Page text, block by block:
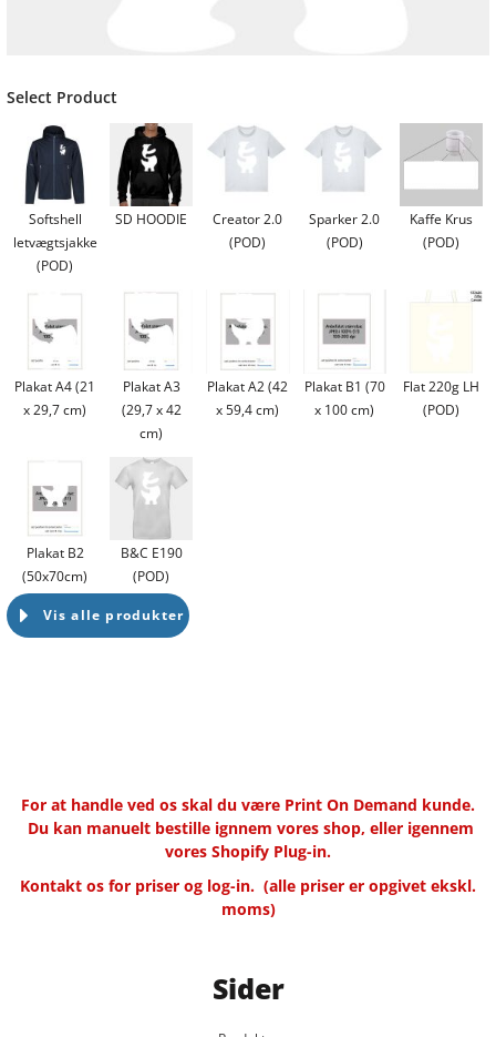
Select Product
Softshell
letvægtsjakke
(POD)
SD HOODIE
Creator 2.0
(POD)
Sparker 2.0
(POD)
Kaffe Krus
(POD)
Plakat A4 (21
x 29,7 cm)
Plakat A3
(29,7 x 42
cm)
Plakat A2 (42
x 59,4 cm)
Plakat B1 (70
x 100 cm)
Flat 220g LH
(POD)
Plakat B2
(50x70cm)
B&C E190
(POD)
Vis alle produkter
For at handle ved os skal du være Print On Demand kunde.
Du kan manuelt bestille ignnem vores shop, eller igennem
vores Shopify Plug-in.
Kontakt os for priser og log-in. (alle priser er opgivet ekskl.
moms)
Sider